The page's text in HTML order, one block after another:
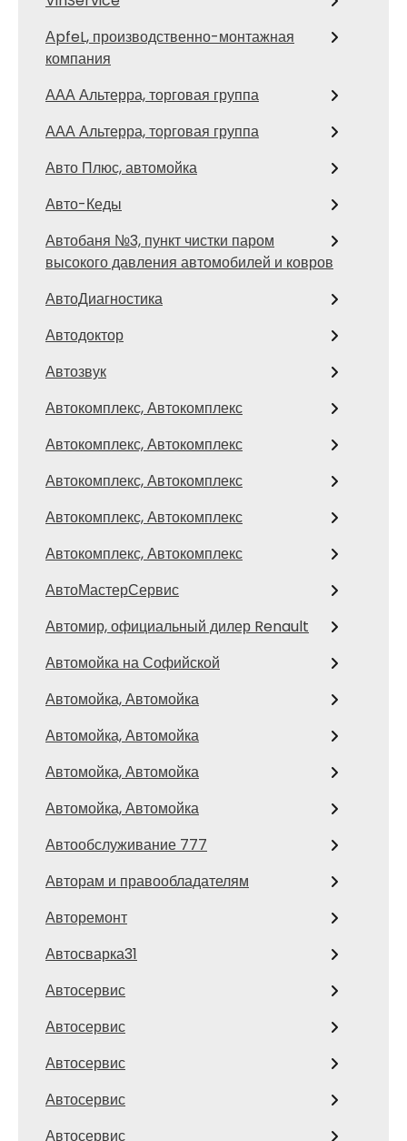
АpfeL, производственно-монтажная
компания
ААА Альтерра, торговая группа
ААА Альтерра, торговая группа
Авто Плюс, автомойка
Авто-Кеды
Автобаня №3, пункт чистки паром
высокого давления автомобилей и ковров
АвтоДиагностика
Автодоктор
Автозвук
Автокомплекс, Автокомплекс
Автокомплекс, Автокомплекс
Автокомплекс, Автокомплекс
Автокомплекс, Автокомплекс
Автокомплекс, Автокомплекс
АвтоМастерСервис
Автомир, официальный дилер Renault
Автомойка на Софийской
Автомойка, Автомойка
Автомойка, Автомойка
Автомойка, Автомойка
Автомойка, Автомойка
Автообслуживание 777
Авторам и правообладателям
Авторемонт
Автосварка31
Автосервис
Автосервис
Автосервис
Автосервис
Автосервис